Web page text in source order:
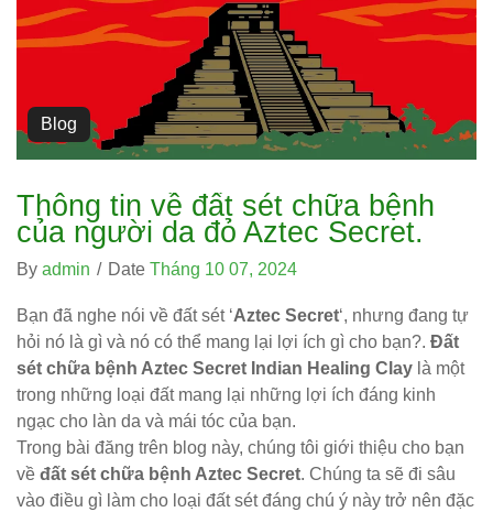
Blog
Thông tin về đất sét chữa bệnh
của người da đỏ Aztec Secret.
By admin / Date Tháng 10 07, 2024
Bạn đã nghe nói về đất sét ‘Aztec Secret‘, nhưng đang tự
hỏi nó là gì và nó có thể mang lại lợi ích gì cho bạn?. Đất
sét chữa bệnh Aztec Secret Indian Healing Clay là một
trong những loại đất mang lại những lợi ích đáng kinh
ngạc cho làn da và mái tóc của bạn.
Trong bài đăng trên blog này, chúng tôi giới thiệu cho bạn
về đất sét chữa bệnh Aztec Secret. Chúng ta sẽ đi sâu
vào điều gì làm cho loại đất sét đáng chú ý này trở nên đặc